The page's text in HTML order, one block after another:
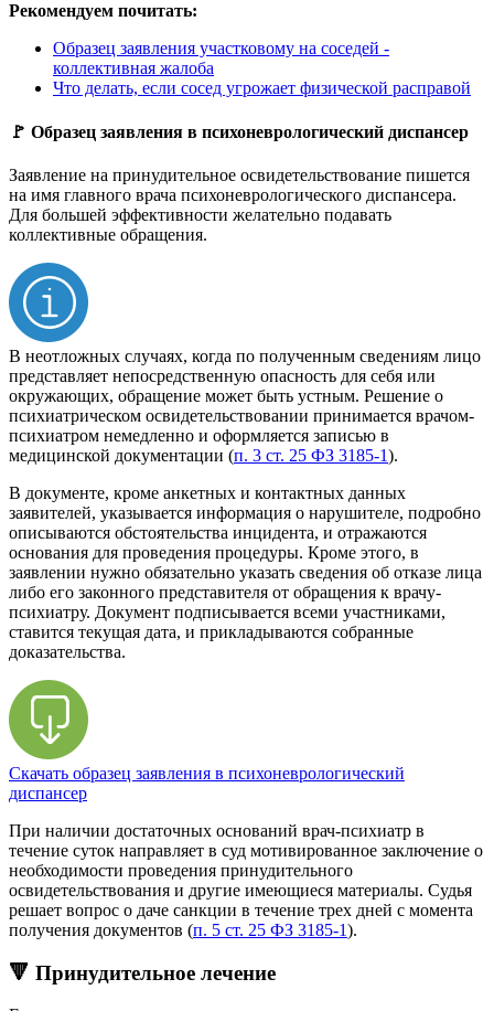
Рекомендуем почитать:
Образец заявления участковому на соседей -
коллективная жалоба
Что делать, если сосед угрожает физической расправой
🚩 Образец заявления в психоневрологический диспансер
Заявление на принудительное освидетельствование пишется
на имя главного врача психоневрологического диспансера.
Для большей эффективности желательно подавать
коллективные обращения.
В неотложных случаях, когда по полученным сведениям лицо
представляет непосредственную опасность для себя или
окружающих, обращение может быть устным. Решение о
психиатрическом освидетельствовании принимается врачом-
психиатром немедленно и оформляется записью в
медицинской документации (п. 3 ст. 25 ФЗ 3185-1).
В документе, кроме анкетных и контактных данных
заявителей, указывается информация о нарушителе, подробно
описываются обстоятельства инцидента, и отражаются
основания для проведения процедуры. Кроме этого, в
заявлении нужно обязательно указать сведения об отказе лица
либо его законного представителя от обращения к врачу-
психиатру. Документ подписывается всеми участниками,
ставится текущая дата, и прикладываются собранные
доказательства.
Скачать образец заявления в психоневрологический
диспансер
При наличии достаточных оснований врач-психиатр в
течение суток направляет в суд мотивированное заключение о
необходимости проведения принудительного
освидетельствования и другие имеющиеся материалы. Судья
решает вопрос о даче санкции в течение трех дней с момента
получения документов (п. 5 ст. 25 ФЗ 3185-1).
🔻 Принудительное лечение